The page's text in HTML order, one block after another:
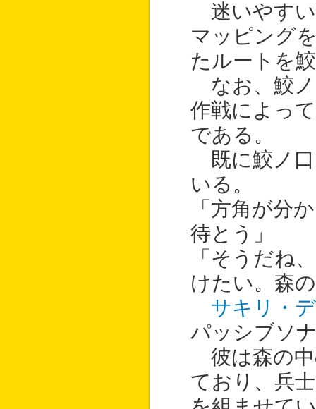
迷いやすい
マッピング
たルートを
なお、鮫ノ
作戦によっ
である。
既に鮫ノ口
いる。
「方角が分
待とう」
「そうだね
けたい。森
サキリ・
パッシブソ
彼は森の中
ており、兵